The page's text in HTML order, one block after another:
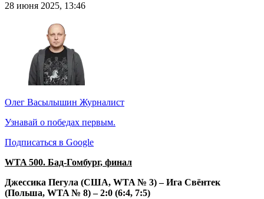
28 июня 2025, 13:46
Олег Васылышин Журналист
Узнавай о победах первым.
Подписаться в Google
WTA 500. Бад-Гомбург, финал
Джессика Пегула (США, WTA № 3) – Ига Свёнтек
(Польша, WTA № 8) – 2:0 (6:4, 7:5)